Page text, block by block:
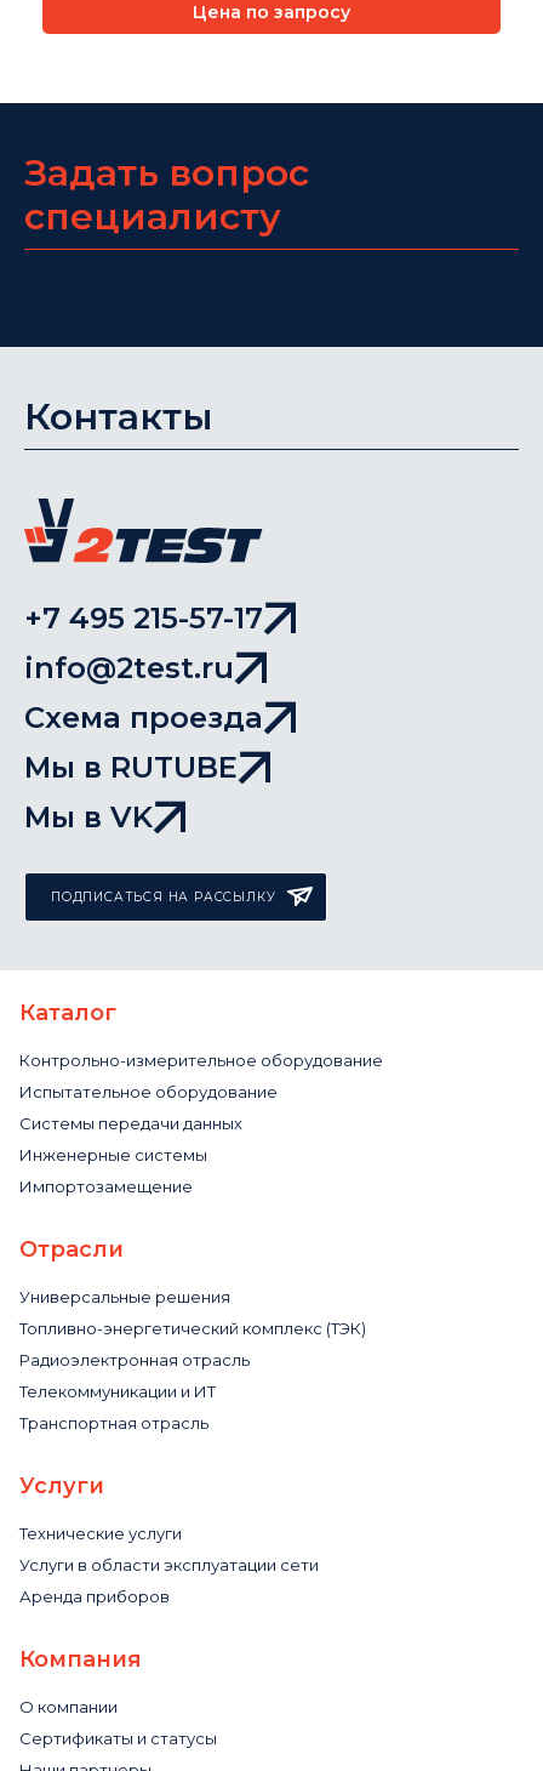
Цена по запросу
Задать вопрос
специалисту
Контакты
+7 495 215-57-17
info@2test.ru
Схема проезда
Мы в RUTUBE
Мы в VK
ПОДПИСАТЬСЯ НА РАССЫЛКУ
Каталог
Контрольно-измерительное оборудование
Испытательное оборудование
Системы передачи данных
Инженерные системы
Импортозамещение
Отрасли
Универсальные решения
Топливно-энергетический комплекс (ТЭК)
Радиоэлектронная отрасль
Телекоммуникации и ИТ
Транспортная отрасль
Услуги
Технические услуги
Услуги в области эксплуатации сети
Аренда приборов
Компания
О компании
Сертификаты и статусы